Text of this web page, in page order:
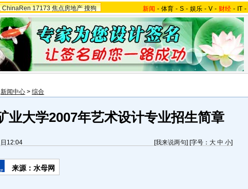
ChinaRen 17173 焦点房地产 搜狗 新闻 - 体育 - S - 娱乐 - V - 财经 - IT -
新闻中心 > 综合
业大学2007年艺术设计专业招生简章
12:04 [我来说两句] [字号： 大 中 小]
来源：水母网